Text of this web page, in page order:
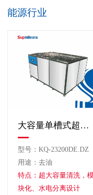
能源行业
大容量单槽式超声波清洗机
型号：KQ-23200DE.DZ
用途：去油
特点：超大容量清洗，
块化、水电分离设计